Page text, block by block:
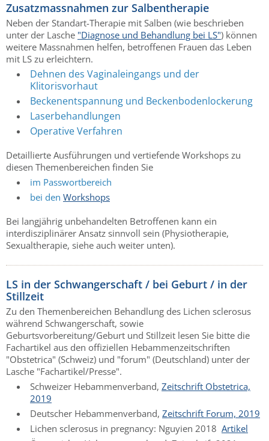
Zusatzmassnahmen zur Salbentherapie
Neben der Standart-Therapie mit Salben (wie beschrieben
unter der Lasche "Diagnose und Behandlung bei LS") können
weitere Massnahmen helfen, betroffenen Frauen das Leben
mit LS zu erleichtern.
Dehnen des Vaginaleingangs und der
Klitorisvorhaut
Beckenentspannung und Beckenbodenlockerung
Laserbehandlungen
Operative Verfahren
Detaillierte Ausführungen und vertiefende Workshops zu
diesen Themenbereichen finden Sie
im Passwortbereich
bei den Workshops
Bei langjährig unbehandelten Betroffenen kann ein
interdisziplinärer Ansatz sinnvoll sein (Physiotherapie,
Sexualtherapie, siehe auch weiter unten).
LS in der Schwangerschaft / bei Geburt / in der
Stillzeit
Zu den Themenbereichen Behandlung des Lichen sclerosus
während Schwangerschaft, sowie
Geburtsvorbereitung/Geburt und Stillzeit lesen Sie bitte die
Fachartikel aus den offiziellen Hebammenzeitschriften
"Obstetrica" (Schweiz) und "forum" (Deutschland) unter der
Lasche "Fachartikel/Presse".
Schweizer Hebammenverband, Zeitschrift Obstetrica,
2019
Deutscher Hebammenverband, Zeitschrift Forum, 2019
Lichen sclerosus in pregnancy: Nguyien 2018 Artikel